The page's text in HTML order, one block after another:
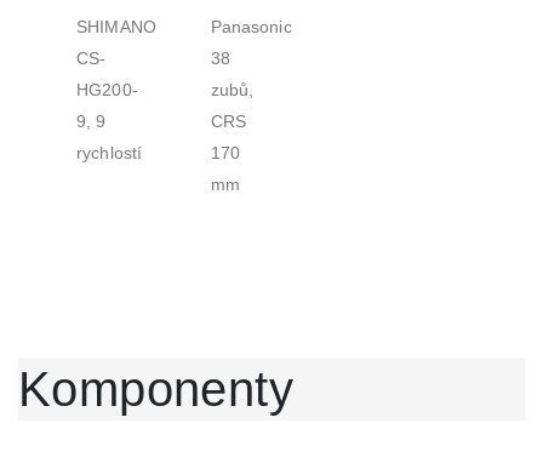
SHIMANO
CS-
HG200-
9, 9
rychlostí
Panasonic
38
zubů,
CRS
170
mm
Komponenty